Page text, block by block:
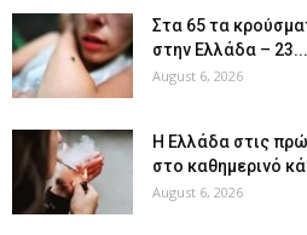
Στα 65 τα
στην Ελλάδα – 23...
August 6, 2026
Η Ελλάδα στις
στο καθημερινό
August 6, 2026